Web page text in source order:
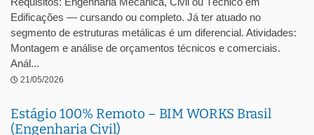
Edificações — cursando ou completo. Já ter atuado no
segmento de estruturas metálicas é um diferencial. Atividades:
Montagem e análise de orçamentos técnicos e comerciais.
Anál...
21/05/2026
Estágio 100% Remoto – BIM WORKS Brasil
(Engenharia Civil)